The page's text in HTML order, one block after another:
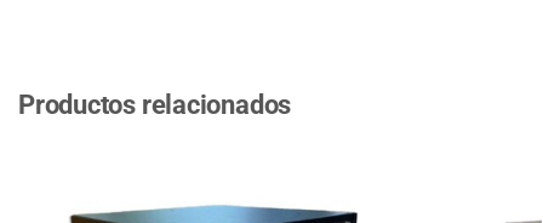
Productos relacionados